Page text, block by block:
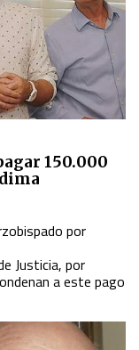
150.000
por
Justicia, por
a este pago